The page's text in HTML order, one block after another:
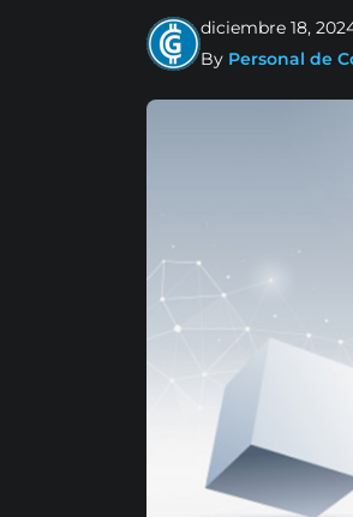
diciembre 18,
By Personal de